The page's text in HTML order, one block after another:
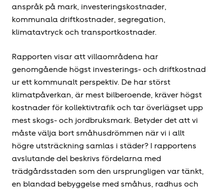
anspråk på mark, investeringskostnader,
kommunala driftkostnader, segregation,
klimatavtryck och transportkostnader.
Rapporten visar att villaområdena har
genomgående högst investerings- och driftkostnad
ur ett kommunalt perspektiv. De har störst
klimatpåverkan, är mest bilberoende, kräver högst
kostnader för kollektivtrafik och tar överlägset upp
mest skogs- och jordbruksmark. Betyder det att vi
måste välja bort småhusdrömmen när vi i allt
högre utsträckning samlas i städer? I rapportens
avslutande del beskrivs fördelarna med
trädgårdsstaden som den ursprungligen var tänkt,
en blandad bebyggelse med småhus, radhus och